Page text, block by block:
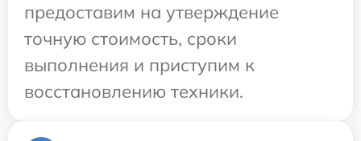
предоставим на утверждение
точную стоимость, сроки
выполнения и приступим к
восстановлению техники.